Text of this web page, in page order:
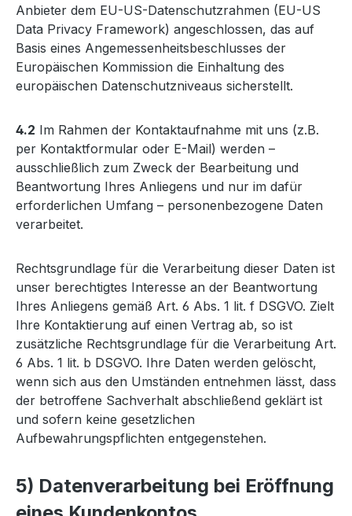
Anbieter dem EU-US-Datenschutzrahmen (EU-US
Data Privacy Framework) angeschlossen, das auf
Basis eines Angemessenheitsbeschlusses der
Europäischen Kommission die Einhaltung des
europäischen Datenschutzniveaus sicherstellt.
4.2 Im Rahmen der Kontaktaufnahme mit uns (z.B.
per Kontaktformular oder E-Mail) werden –
ausschließlich zum Zweck der Bearbeitung und
Beantwortung Ihres Anliegens und nur im dafür
erforderlichen Umfang – personenbezogene Daten
verarbeitet.
Rechtsgrundlage für die Verarbeitung dieser Daten ist
unser berechtigtes Interesse an der Beantwortung
Ihres Anliegens gemäß Art. 6 Abs. 1 lit. f DSGVO. Zielt
Ihre Kontaktierung auf einen Vertrag ab, so ist
zusätzliche Rechtsgrundlage für die Verarbeitung Art.
6 Abs. 1 lit. b DSGVO. Ihre Daten werden gelöscht,
wenn sich aus den Umständen entnehmen lässt, dass
der betroffene Sachverhalt abschließend geklärt ist
und sofern keine gesetzlichen
Aufbewahrungspflichten entgegenstehen.
5) Datenverarbeitung bei Eröffnung